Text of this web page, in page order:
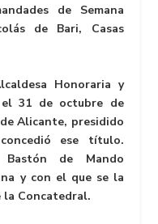
de Semana
de Bari, Casas
Honoraria y
31 de octubre de
Alicante, presidido
ese título.
de Mando
y con el que se la
la Concatedral.